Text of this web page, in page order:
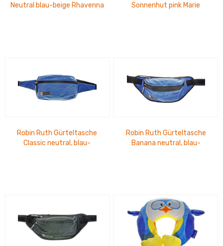
Neutral blau-beige Rhavenna
Sonnenhut pink Marie
Robin Ruth Gürteltasche
Classic neutral, blau-
Robin Ruth Gürteltasche
Banana neutral, blau-